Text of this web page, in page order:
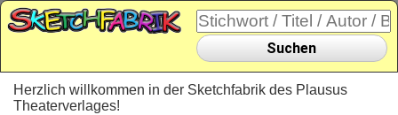
Suchen
Herzlich willkommen in der Sketchfabrik des Plausus
Theaterverlages!